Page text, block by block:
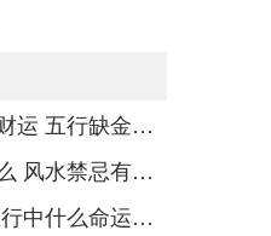
五行缺金的人是不是没有财运 五行缺金的人命运好不好
五行缺火的人需要注意什么 风水禁忌有哪些
五行属什么的命运最好 五行中什么命运势旺盛